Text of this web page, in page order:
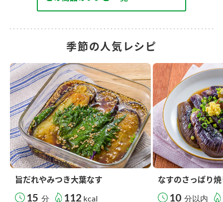
季節の人気レシピ
旨だれやみつき大葉なす
15 分 112 kcal
なすのさっぱり
10 分以内